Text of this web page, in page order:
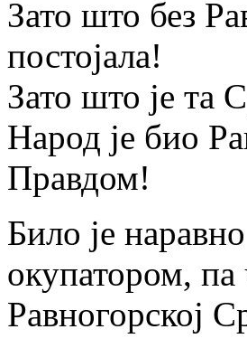
Зато што без
постојала!
Зато што је та
Народ је био
Правдом!
Било је
окупатором,
Равногорској